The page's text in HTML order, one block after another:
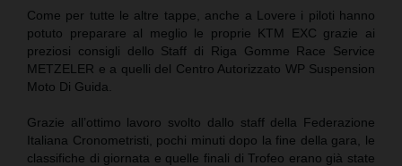
Come per tutte le altre tappe, anche a Lovere i piloti hanno
potuto preparare al meglio le proprie KTM EXC grazie ai
preziosi consigli dello Staff di Riga Gomme Race Service
METZELER e a quelli del Centro Autorizzato WP Suspension
Moto Di Guida.
Grazie all’ottimo lavoro svolto dallo staff della Federazione
Italiana Cronometristi, pochi minuti dopo la fine della gara, le
classifiche di giornata e quelle finali di Trofeo erano già state